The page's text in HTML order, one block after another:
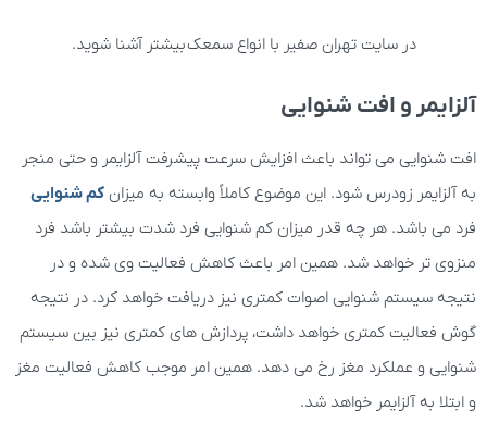
در سایت تهران صفیر با انواع سمعک بیشتر آشنا شوید.
آلزایمر و افت شنوایی
افت شنوایی می تواند باعث افزایش سرعت پیشرفت آلزایمر و حتی منجر
به آلزایمر زودرس شود. این موضوع کاملاً وابسته به میزان کم شنوایی
فرد می باشد. هر چه قدر میزان کم شنوایی فرد شدت بیشتر باشد فرد
منزوی تر خواهد شد. همین امر باعث کاهش فعالیت وی شده و در
نتیجه سیستم شنوایی اصوات کمتری نیز دریافت خواهد کرد. در نتیجه
گوش فعالیت کمتری خواهد داشت، پردازش های کمتری نیز بین سیستم
شنوایی و عملکرد مغز رخ می دهد. همین امر موجب کاهش فعالیت مغز
و ابتلا به آلزایمر خواهد شد.